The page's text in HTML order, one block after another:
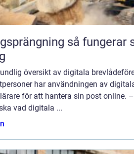
så fungerar säker losshållning av
översikt av digitala
har användningen av
för att hantera sin post online.
vad digitala ...